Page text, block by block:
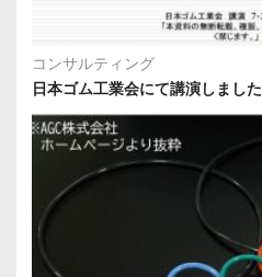
コンサルティング
日本ゴム工業会にて講演しました